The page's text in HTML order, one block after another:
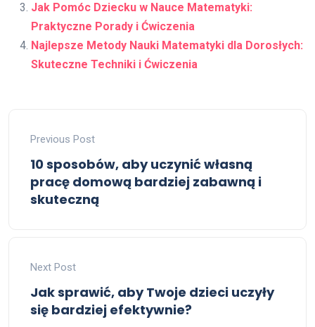
Jak Pomóc Dziecku w Nauce Matematyki:
Praktyczne Porady i Ćwiczenia
Najlepsze Metody Nauki Matematyki dla Dorosłych:
Skuteczne Techniki i Ćwiczenia
Previous Post
10 sposobów, aby uczynić własną
pracę domową bardziej zabawną i
skuteczną
Next Post
Jak sprawić, aby Twoje dzieci uczyły
się bardziej efektywnie?